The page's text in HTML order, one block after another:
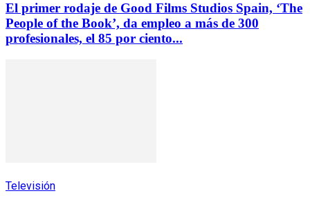
El primer rodaje de Good Films Studios Spain, ‘The
People of the Book’, da empleo a más de 300
profesionales, el 85 por ciento...
Televisión